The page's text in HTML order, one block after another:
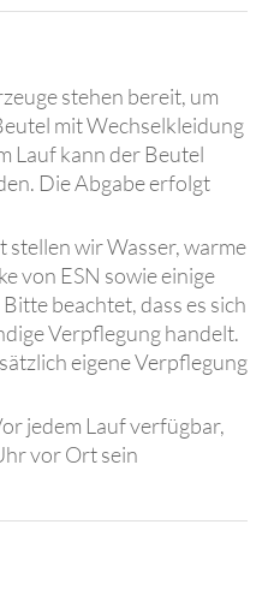
stehen bereit, um
mit Wechselkleidung
Lauf kann der Beutel
Die Abgabe erfolgt
stellen wir Wasser, warme
von ESN sowie einige
beachtet, dass es sich
Verpflegung handelt.
eigene Verpflegung
jedem Lauf verfügbar,
vor Ort sein